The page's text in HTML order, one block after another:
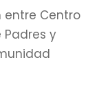
entre Centro
y